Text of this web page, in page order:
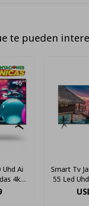
te pueden
Uhd Ai
4k
Smart Tv
55 Led